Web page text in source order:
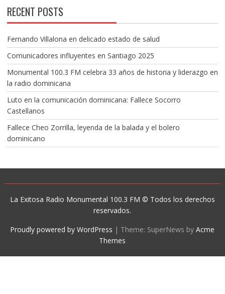
RECENT POSTS
Fernando Villalona en delicado estado de salud
Comunicadores influyentes en Santiago 2025
Monumental 100.3 FM celebra 33 años de historia y liderazgo en
la radio dominicana
Luto en la comunicación dominicana: Fallece Socorro
Castellanos
Fallece Cheo Zorrilla, leyenda de la balada y el bolero
dominicano
La Exitosa Radio Monumental 100.3 FM © Todos los derechos
reservados.
Proudly powered by WordPress | Theme: SuperNews byAcme
Themes